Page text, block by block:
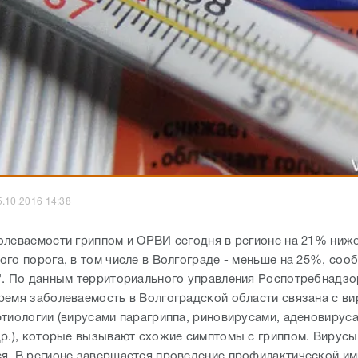
14:38
гриппом и ОРВИ сегодня в регионе на 21%
порога, в том числе в Волгограде - меньше на 25%,
По данным территориального управления
заболеваемость в Волгоградской области связана с
(вирусами парагриппа, риновирусами,
которые вызывают схожие симптомы с гриппом. Вирусы